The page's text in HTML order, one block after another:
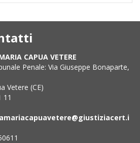
CAPUA VETERE
Penale: Via Giuseppe Bonaparte,
Vetere (CE)
11